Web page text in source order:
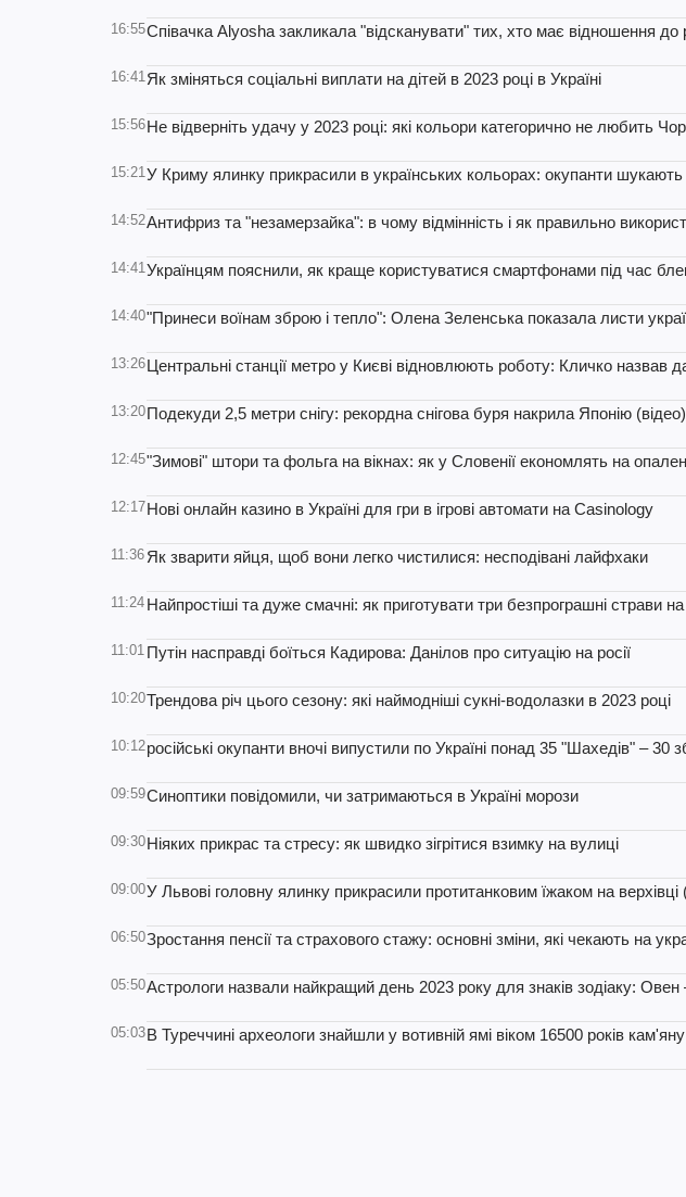
16:55Cпівачка Alyosha закликала "відсканувати" тих, хто має відношення до
16:41Як зміняться соціальні виплати на дітей в 2023 році в Україні
15:56Не відверніть удачу у 2023 році: які кольори категорично не любить
15:21У Криму ялинку прикрасили в українських кольорах: окупанти
14:52Антифриз та "незамерзайка": в чому відмінність і як правильно
14:41Українцям пояснили, як краще користуватися смартфонами під час
14:40"Принеси воїнам зброю і тепло": Олена Зеленська показала листи
13:26Центральні станції метро у Києві відновлюють роботу: Кличко назвав
13:20Подекуди 2,5 метри снігу: рекордна снігова буря накрила Японію (відео)
12:45"Зимові" штори та фольга на вікнах: як у Словенії економлять на
12:17Нові онлайн казино в Україні для гри в ігрові автомати на Casinology
11:36 Як зварити яйця, щоб вони легко чистилися: несподівані лайфхаки
11:24 Найпростіші та дуже смачні: як приготувати три безпрограшні страви
11:01 Путін насправді боїться Кадирова: Данілов про ситуацію на росії
10:20Трендова річ цього сезону: які наймодніші сукні-водолазки в 2023 році
10:12російські окупанти вночі випустили по Україні понад 35 "Шахедів" – 30
09:59Синоптики повідомили, чи затримаються в Україні морози
09:30Ніяких прикрас та стресу: як швидко зігрітися взимку на вулиці
09:00У Львові головну ялинку прикрасили протитанковим їжаком на верхівці
06:50Зростання пенсії та страхового стажу: основні зміни, які чекають на
05:50Астрологи назвали найкращий день 2023 року для знаків зодіаку: Овен
05:03В Туреччині археологи знайшли у вотивній ямі віком 16500 років